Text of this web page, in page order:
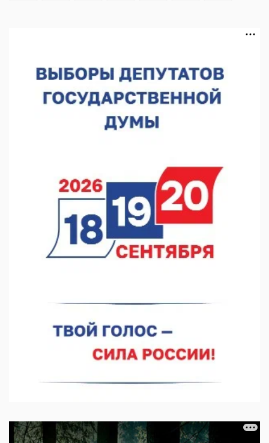
В Нижнем Новгороде отметили 70-летие Дня строителя
07.08.2026 12:04
В Нижегородской области созданы четыре ММЦ
07.08.2026 11:46